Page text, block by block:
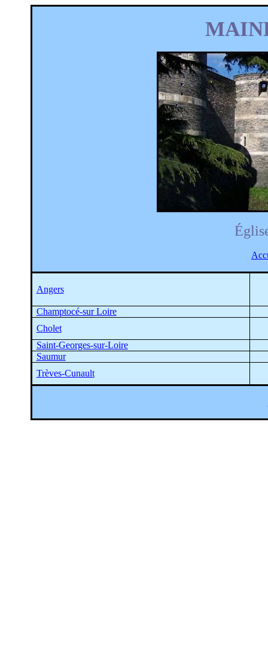
Angers
Champtocé-surLoire
Cholet
Saint-Georges-sur-Loire
Saumur
Trèves-Cunault